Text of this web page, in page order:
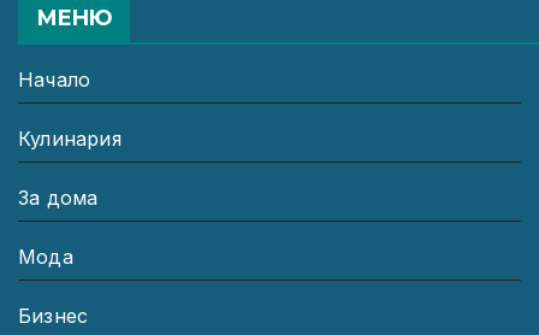
МЕНЮ
Начало
Кулинария
За дома
Мода
Бизнес